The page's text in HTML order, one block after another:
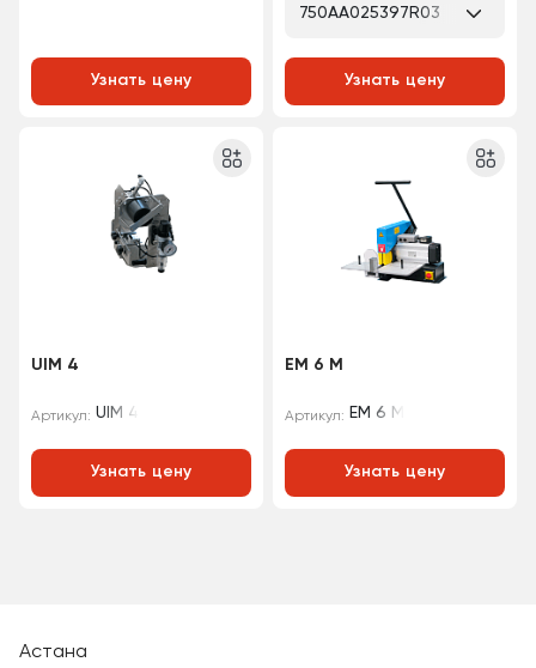
Узнать цену
750AA025397R03
Узнать цену
UIM 4
Артикул: UIM 4
Узнать цену
EM 6 M
Артикул: EM 6 M
Узнать цену
Астана